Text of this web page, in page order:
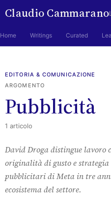
Claudio Cammarano
Home Writings Curated
EDITORIA & COMUNICAZIONE
ARGOMENTO
Pubblicità
1 articolo
David Droga distingue lavoro
originalità di gusto e
pubblicitari di Meta in tre
ecosistema del settore.